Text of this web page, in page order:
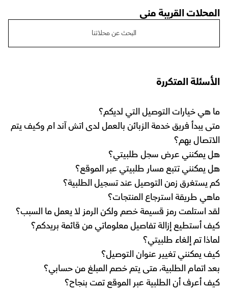
المحلات القريبة مني
البحث عن محلاتنا
الأسئلة المتكررة
ما هي خيارات التوصيل التي لديكم؟
متى يبدأ فريق خدمة الزبائن بالعمل لدى اتش آند ام وكيف يتم
الاتصال بهم؟
هل يمكنني عرض سجل طلبيتي؟
هل يمكنني تتبع مسار طلبيتي عبر الموقع؟
كم يستغرق زمن التوصيل عند تسجيل الطلبية؟
ماهي طريقة استرجاع المنتجات؟
لقد استلمت رمز قسيمة خصم ولكن الرمز لا يعمل ما السبب؟
كيف أستطيع إزالة تفاصيل معلوماتي من قائمة بريدكم؟
لماذا تم إلغاء طلبيتي؟
كيف يمكنني تغيير عنوان التوصيل؟
بعد اتمام الطلبية، متى يتم خصم المبلغ من حسابي؟
كيف أعرف أن الطلبية عبر الموقع تمت بنجاح؟